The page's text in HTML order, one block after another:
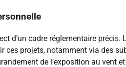
d’un cadre réglementaire
projets, notamment via des
de l’exposition au vent